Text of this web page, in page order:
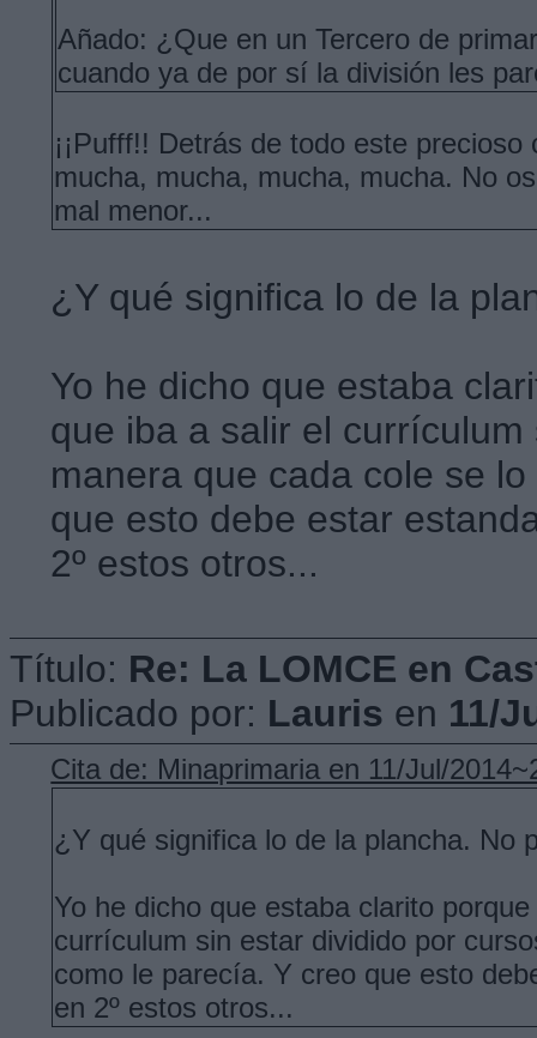
Añado: ¿Que en un Tercero de
cuando ya de por sí la división les
¡¡Pufff!! Detrás de todo este
mucha, mucha, mucha, mucha. No
mal menor...
¿Y qué significa lo de la
Yo he dicho que estaba
que iba a salir el
manera que cada cole se
que esto debe estar
2º estos otros...
Título: Re: La LOMCE en
Publicado por: Lauris en 11/
Cita de: Minaprimaria en 11/Jul/
¿Y qué significa lo de la plancha. No
Yo he dicho que estaba clarito
currículum sin estar dividido por
como le parecía. Y creo que esto
en 2º estos otros...